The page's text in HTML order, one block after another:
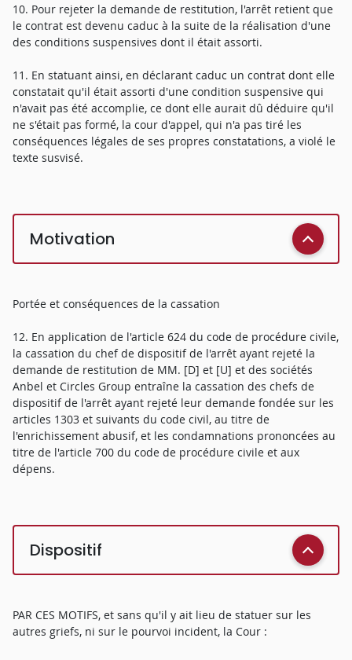
10. Pour rejeter la demande de restitution, l'arrêt retient que
le contrat est devenu caduc à la suite de la réalisation d'une
des conditions suspensives dont il était assorti.
11. En statuant ainsi, en déclarant caduc un contrat dont elle
constatait qu'il était assorti d'une condition suspensive qui
n'avait pas été accomplie, ce dont elle aurait dû déduire qu'il
ne s'était pas formé, la cour d'appel, qui n'a pas tiré les
conséquences légales de ses propres constatations, a violé le
texte susvisé.
Motivation
Portée et conséquences de la cassation
12. En application de l'article 624 du code de procédure civile,
la cassation du chef de dispositif de l'arrêt ayant rejeté la
demande de restitution de MM. [D] et [U] et des sociétés
Anbel et Circles Group entraîne la cassation des chefs de
dispositif de l'arrêt ayant rejeté leur demande fondée sur les
articles 1303 et suivants du code civil, au titre de
l'enrichissement abusif, et les condamnations prononcées au
titre de l'article 700 du code de procédure civile et aux
dépens.
Dispositif
PAR CES MOTIFS, et sans qu'il y ait lieu de statuer sur les
autres griefs, ni sur le pourvoi incident, la Cour :